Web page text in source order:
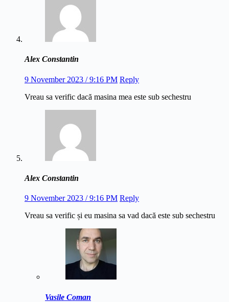
Alex Constantin
9 November 2023 / 9:16 PM Reply
Vreau sa verific dacă masina mea este sub sechestru
Alex Constantin
9 November 2023 / 9:16 PM Reply
Vreau sa verific și eu masina sa vad dacă este sub sechestru
Vasile Coman